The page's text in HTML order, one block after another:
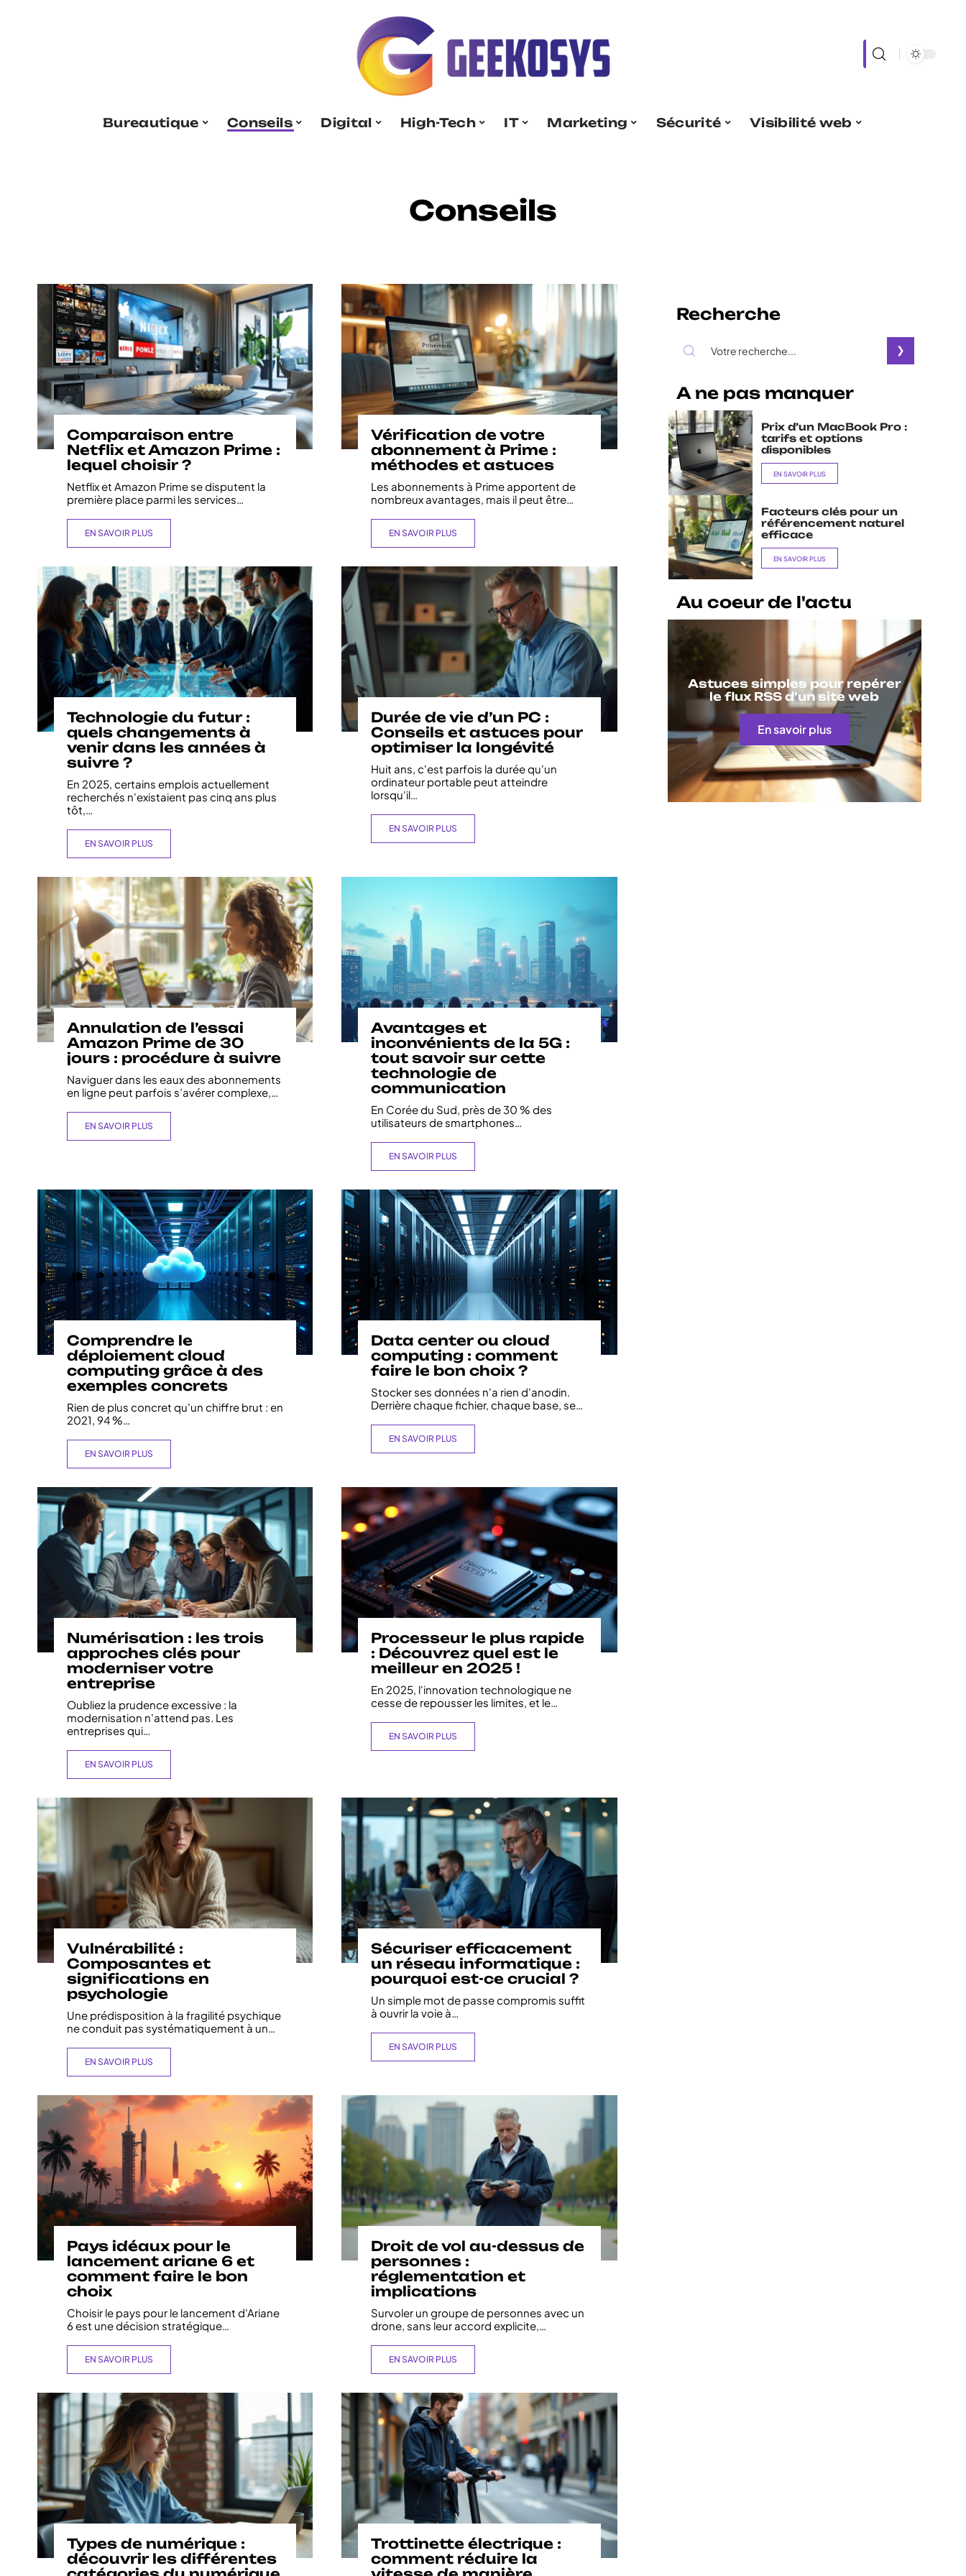
Bureautique Conseils Digital High-Tech IT Marketing Sécurité Visibilité web
Conseils
Comparaison entre
Netflix et Amazon Prime :
lequel choisir ?
Netflix et Amazon Prime se disputent la
première place parmi les services…
EN SAVOIR PLUS
Vérification de votre
abonnement à Prime :
méthodes et astuces
Les abonnements à Prime apportent de
nombreux avantages, mais il peut être…
EN SAVOIR PLUS
Technologie du futur :
quels changements à
venir dans les années à
suivre ?
En 2025, certains emplois actuellement
recherchés n'existaient pas cinq ans plus
tôt,…
EN SAVOIR PLUS
Durée de vie d’un PC :
Conseils et astuces pour
optimiser la longévité
Huit ans, c'est parfois la durée qu'un
ordinateur portable peut atteindre
lorsqu'il…
EN SAVOIR PLUS
Annulation de l’essai
Amazon Prime de 30
jours : procédure à suivre
Naviguer dans les eaux des abonnements
en ligne peut parfois s’avérer complexe,…
EN SAVOIR PLUS
Avantages et
inconvénients de la 5G :
tout savoir sur cette
technologie de
communication
En Corée du Sud, près de 30 % des
utilisateurs de smartphones…
EN SAVOIR PLUS
Comprendre le
déploiement cloud
computing grâce à des
exemples concrets
Rien de plus concret qu'un chiffre brut : en
2021, 94 %…
EN SAVOIR PLUS
Data center ou cloud
computing : comment
faire le bon choix ?
Stocker ses données n'a rien d'anodin.
Derrière chaque fichier, chaque base, se…
EN SAVOIR PLUS
Numérisation : les trois
approches clés pour
moderniser votre
entreprise
Oubliez la prudence excessive : la
modernisation n'attend pas. Les
entreprises qui…
EN SAVOIR PLUS
Processeur le plus rapide
: Découvrez quel est le
meilleur en 2025 !
En 2025, l'innovation technologique ne
cesse de repousser les limites, et le…
EN SAVOIR PLUS
Vulnérabilité :
Composantes et
significations en
psychologie
Une prédisposition à la fragilité psychique
ne conduit pas systématiquement à un…
EN SAVOIR PLUS
Sécuriser efficacement
un réseau informatique :
pourquoi est-ce crucial ?
Un simple mot de passe compromis suffit
à ouvrir la voie à…
EN SAVOIR PLUS
Pays idéaux pour le
lancement ariane 6 et
comment faire le bon
choix
Choisir le pays pour le lancement d'Ariane
6 est une décision stratégique…
EN SAVOIR PLUS
Droit de vol au-dessus de
personnes :
réglementation et
implications
Survoler un groupe de personnes avec un
drone, sans leur accord explicite,…
EN SAVOIR PLUS
Types de numérique :
découvrir les différentes
Trottinette électrique :
comment réduire la
Recherche
A ne pas manquer
Prix d’un MacBook Pro :
tarifs et options
disponibles
EN SAVOIR PLUS
Facteurs clés pour un
référencement naturel
efficace
EN SAVOIR PLUS
Au coeur de l'actu
Astuces simples pour repérer
le flux RSS d’un site web
En savoir plus